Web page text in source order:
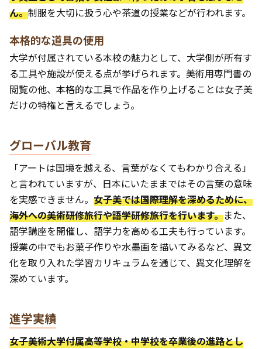
ん。制服を大切に扱う心や茶道の授業などが行われます。
本格的な道具の使用
大学が付属されている本校の魅力として、大学側が所有す
る工具や施設が使える点が挙げられます。美術用専門書の
閲覧の他、本格的な工具で作品を作り上げることは女子美
だけの特権と言えるでしょう。
グローバル教育
「アートは国境を越える、言葉がなくてもわかり合える」
と言われていますが、日本にいたままではその言葉の意味
を実感できません。 女子美では国際理解を深めるために、
海外への美術研修旅行や語学研修旅行を行います。また、
語学講座を開催し、語学力を高める工夫も行っています。
授業の中でもお菓子作りや水墨画を描いてみるなど、異文
化を取り入れた学習カリキュラムを通じて、異文化理解を
深めています。
進学実績
女子美術大学付属高等学校・中学校を卒業後の進路とし